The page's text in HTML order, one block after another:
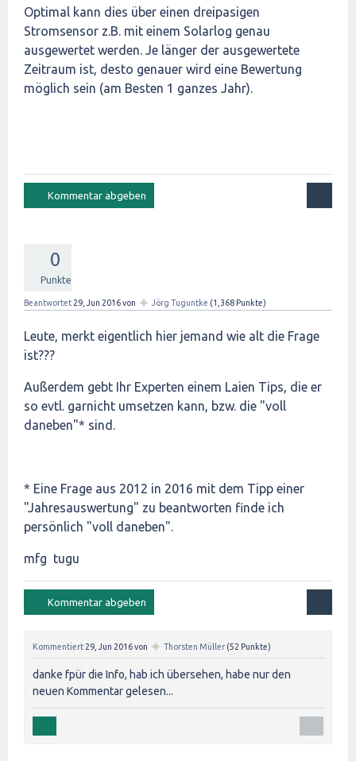
Optimal kann dies über einen dreipasigen
Stromsensor z.B. mit einem Solarlog genau
ausgewertet werden. Je länger der ausgewertete
Zeitraum ist, desto genauer wird eine Bewertung
möglich sein (am Besten 1 ganzes Jahr).
0
Punkte
Beantwortet 29, Jun 2016von ✦ Jörg Tuguntke (1,368 Punkte)
Leute, merkt eigentlich hier jemand wie alt die Frage
ist???
Außerdem gebt Ihr Experten einem Laien Tips, die er
so evtl. garnicht umsetzen kann, bzw. die "voll
daneben"* sind.
* Eine Frage aus 2012 in 2016 mit dem Tipp einer
"Jahresauswertung" zu beantworten finde ich
persönlich "voll daneben".
mfg tugu
Kommentiert 29, Jun 2016von ✦ Thorsten Müller (52 Punkte)
danke fpür die Info, hab ich übersehen, habe nur den
neuen Kommentar gelesen...